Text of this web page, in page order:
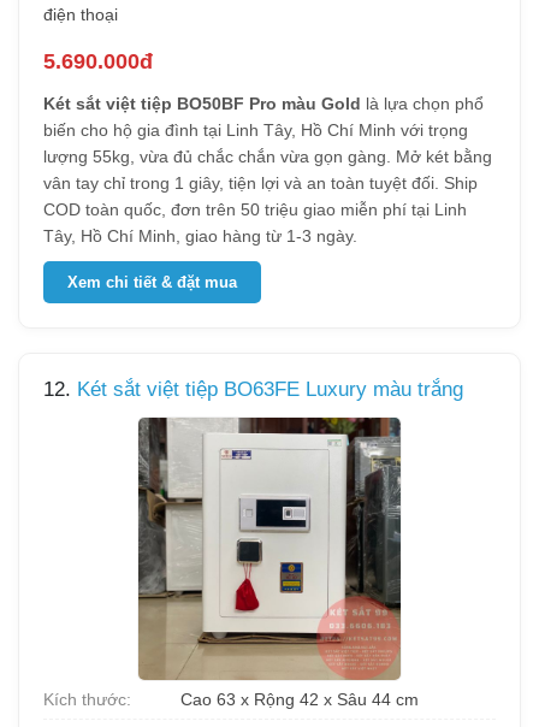
điện thoại
5.690.000đ
Két sắt việt tiệp BO50BF Pro màu Gold là lựa chọn phổ
biến cho hộ gia đình tại Linh Tây, Hồ Chí Minh với trọng
lượng 55kg, vừa đủ chắc chắn vừa gọn gàng. Mở két bằng
vân tay chỉ trong 1 giây, tiện lợi và an toàn tuyệt đối. Ship
COD toàn quốc, đơn trên 50 triệu giao miễn phí tại Linh
Tây, Hồ Chí Minh, giao hàng từ 1-3 ngày.
Xem chi tiết & đặt mua
12. Két sắt việt tiệp BO63FE Luxury màu trắng
Kích thước:
Cao 63 x Rộng 42 x Sâu 44 cm